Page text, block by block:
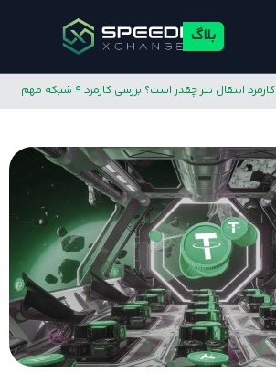
بلاگ
کارمزد انتقال تتر چقدر است؟ بررسی کارمزد ۹ شبکه مهم